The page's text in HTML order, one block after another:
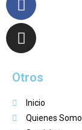
Otros
Inicio
Quienes